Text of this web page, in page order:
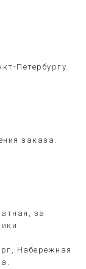
Петербургу
заказа.
за
Набережная